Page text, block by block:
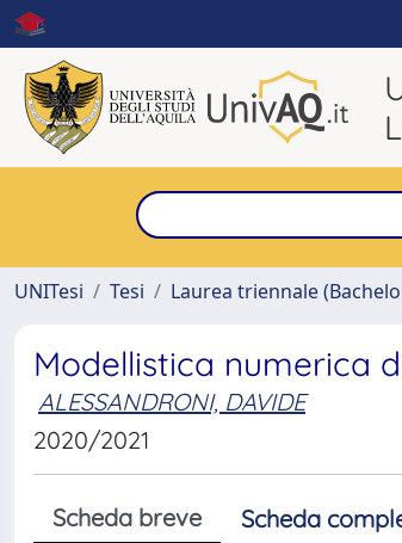
UNITesi
Tesi Laurea triennale
Modellistica numerica
ALESSANDRONI, DAVIDE
2020/2021
Scheda breve Scheda